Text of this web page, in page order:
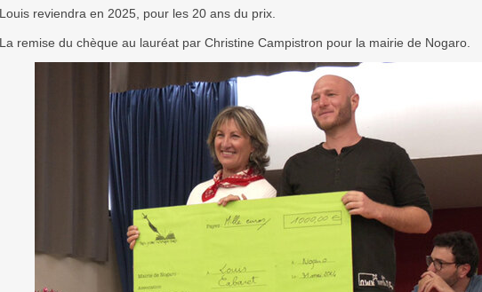
Louis reviendra en 2025, pour les 20 ans du prix.
La remise du chèque au lauréat par Christine Campistron pour la mairie de Nogaro.